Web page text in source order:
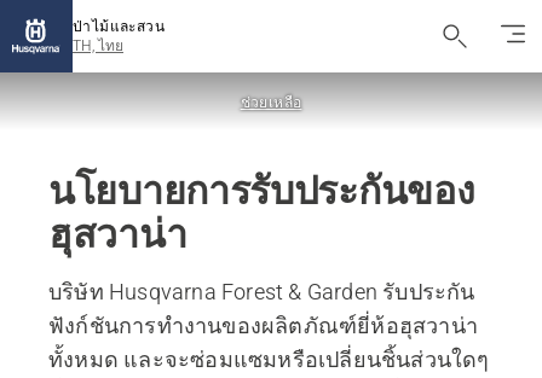
ป่าไม้และสวน
TH, ไทย
ช่วยเหลือ
นโยบายการรับประกันของ
ฮุสวาน่า
บริษัท Husqvarna Forest & Garden รับประกัน
ฟังก์ชันการทำงานของผลิตภัณฑ์ยี่ห้อฮุสวาน่า
ทั้งหมด และจะซ่อมแซมหรือเปลี่ยนชิ้นส่วนใดๆ